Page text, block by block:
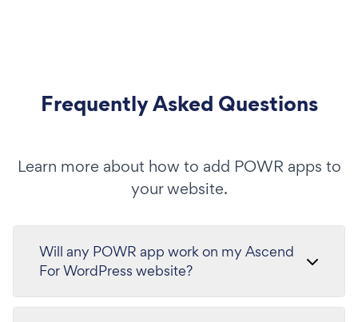
Frequently Asked Questions
Learn more about how to add POWR apps to
your website.
Will any POWR app work on my Ascend
For WordPress website?